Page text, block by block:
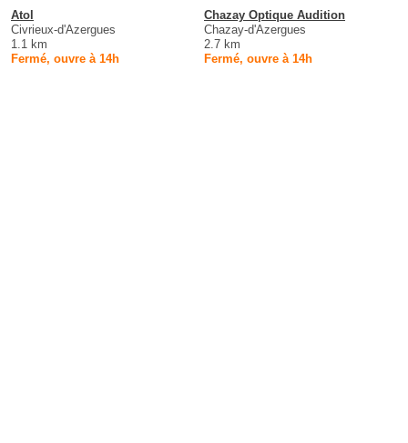
Atol
Civrieux-d'Azergues
1.1 km
Fermé, ouvre à 14h
Chazay Optique Audition
Chazay-d'Azergues
2.7 km
Fermé, ouvre à 14h